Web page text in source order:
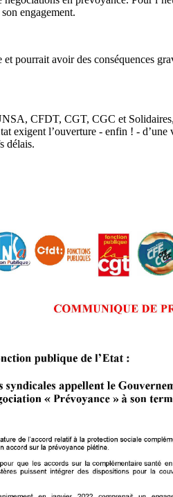
engagement.
pourrait avoir des conséquences
CFDT, CGT, CGC et
exigent l’ouverture - enfin ! - d’une
délais.